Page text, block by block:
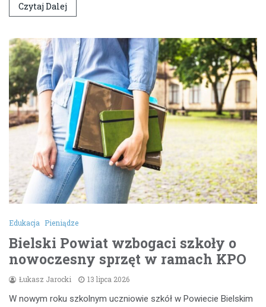
Czytaj Dalej
Edukacja Pieniądze
Bielski Powiat wzbogaci szkoły o
nowoczesny sprzęt w ramach KPO
Łukasz Jarocki 13 lipca 2026
W nowym roku szkolnym uczniowie szkół w Powiecie Bielskim